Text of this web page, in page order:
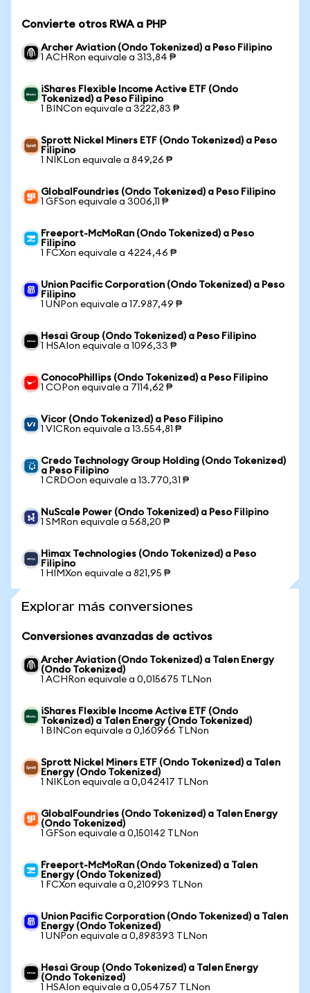
Convierte otros RWA a PHP
Archer Aviation (Ondo Tokenized) a Peso Filipino
1 ACHRon equivale a 313,84 ₱
iShares Flexible Income Active ETF (Ondo
Tokenized) a Peso Filipino
1 BINCon equivale a 3222,83 ₱
Sprott Nickel Miners ETF (Ondo Tokenized) a Peso
Filipino
1 NIKLon equivale a 849,26 ₱
GlobalFoundries (Ondo Tokenized) a Peso Filipino
1 GFSon equivale a 3006,11 ₱
Freeport-McMoRan (Ondo Tokenized) a Peso
Filipino
1 FCXon equivale a 4224,46 ₱
Union Pacific Corporation (Ondo Tokenized) a Peso
Filipino
1 UNPon equivale a 17.987,49 ₱
Hesai Group (Ondo Tokenized) a Peso Filipino
1 HSAIon equivale a 1096,33 ₱
ConocoPhillips (Ondo Tokenized) a Peso Filipino
1 COPon equivale a 7114,62 ₱
Vicor (Ondo Tokenized) a Peso Filipino
1 VICRon equivale a 13.554,81 ₱
Credo Technology Group Holding (Ondo Tokenized)
a Peso Filipino
1 CRDOon equivale a 13.770,31 ₱
NuScale Power (Ondo Tokenized) a Peso Filipino
1 SMRon equivale a 568,20 ₱
Himax Technologies (Ondo Tokenized) a Peso
Filipino
1 HIMXon equivale a 821,95 ₱
Explorar más conversiones
Conversiones avanzadas de activos
Archer Aviation (Ondo Tokenized) a Talen Energy
(Ondo Tokenized)
1 ACHRon equivale a 0,015675 TLNon
iShares Flexible Income Active ETF (Ondo
Tokenized) a Talen Energy (Ondo Tokenized)
1 BINCon equivale a 0,160966 TLNon
Sprott Nickel Miners ETF (Ondo Tokenized) a Talen
Energy (Ondo Tokenized)
1 NIKLon equivale a 0,042417 TLNon
GlobalFoundries (Ondo Tokenized) a Talen Energy
(Ondo Tokenized)
1 GFSon equivale a 0,150142 TLNon
Freeport-McMoRan (Ondo Tokenized) a Talen
Energy (Ondo Tokenized)
1 FCXon equivale a 0,210993 TLNon
Union Pacific Corporation (Ondo Tokenized) a Talen
Energy (Ondo Tokenized)
1 UNPon equivale a 0,898393 TLNon
Hesai Group (Ondo Tokenized) a Talen Energy
(Ondo Tokenized)
1 HSAIon equivale a 0,054757 TLNon